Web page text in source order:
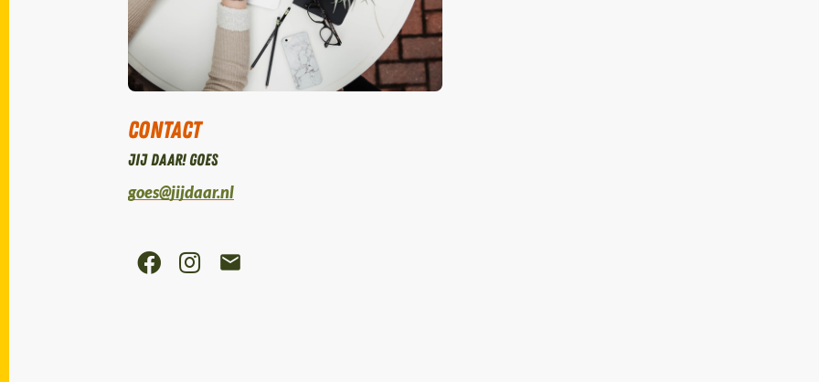
Contact
Jij daar! Goes
goes@jijdaar.nl